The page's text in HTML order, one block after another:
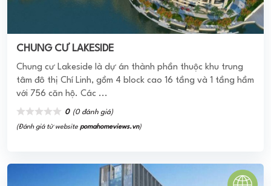
SJC TOWER – SAIGON JEWELRY CENTRE